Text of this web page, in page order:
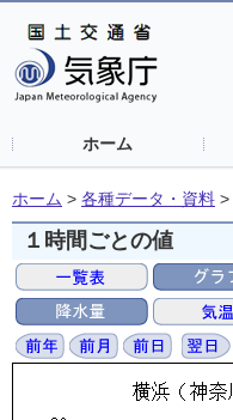
ホーム
ホーム > 各種データ・資料 >
１時間ごとの値